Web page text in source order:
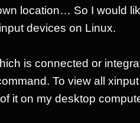
location… So I would
devices on Linux.
is connected or
To view all
it on my desktop